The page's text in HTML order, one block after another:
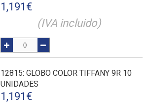
1,191 €
(IVA incluido)
12815: GLOBO COLOR TIFFANY 9R 10
UNIDADES
1,191 €